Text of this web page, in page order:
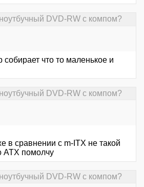
DVD-RW с компом?
собирает что то маленькое и
DVD-RW с компом?
в сравнении с m-ITX не такой
АТХ помолчу
DVD-RW с компом?